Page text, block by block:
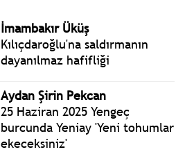
İmambakır Üküş
Kılıçdaroğlu'na saldırmanın
dayanılmaz hafifliği
Aydan Şirin Pekcan
25 Haziran 2025 Yengeç
burcunda Yeniay 'Yeni tohumlar
ekeceksiniz'